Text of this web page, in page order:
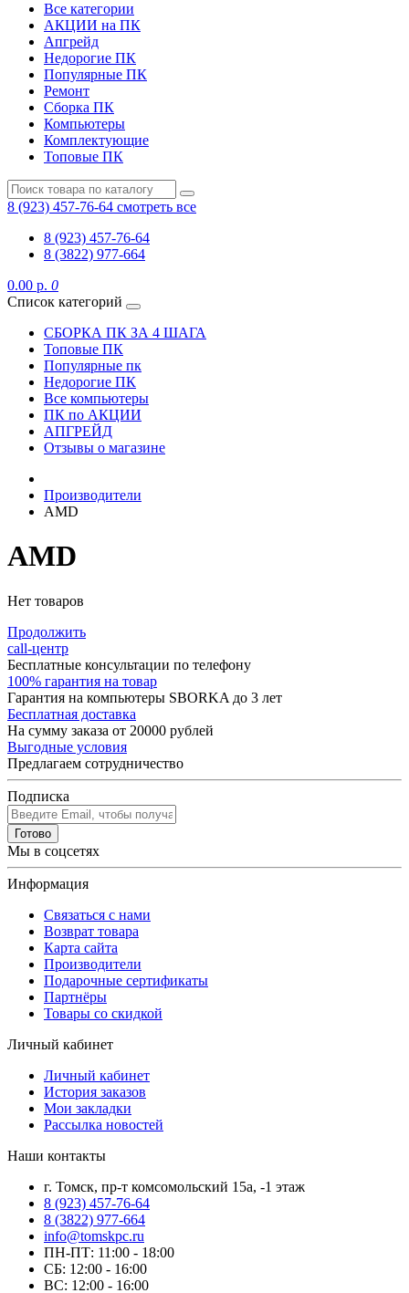
Все категории
АКЦИИ на ПК
Апгрейд
Недорогие ПК
Популярные ПК
Ремонт
Сборка ПК
Компьютеры
Комплектующие
Топовые ПК
8 (923) 457-76-64 смотреть все
8 (923) 457-76-64
8 (3822) 977-664
0.00 р. 0
Список категорий
СБОРКА ПК ЗА 4 ШАГА
Топовые ПК
Популярные пк
Недорогие ПК
Все компьютеры
ПК по АКЦИИ
АПГРЕЙД
Отзывы о магазине
Производители
AMD
AMD
Нет товаров
Продолжить
call-центр
Бесплатные консультации по телефону
100% гарантия на товар
Гарантия на компьютеры SBORKA до 3 лет
Бесплатная доставка
На сумму заказа от 20000 рублей
Выгодные условия
Предлагаем сотрудничество
Подписка
Готово
Мы в соцсетях
Информация
Связаться с нами
Возврат товара
Карта сайта
Производители
Подарочные сертификаты
Партнёры
Товары со скидкой
Личный кабинет
Личный кабинет
История заказов
Мои закладки
Рассылка новостей
Наши контакты
г. Томск, пр-т комсомольский 15а, -1 этаж
8 (923) 457-76-64
8 (3822) 977-664
info@tomskpc.ru
ПН-ПТ: 11:00 - 18:00
СБ: 12:00 - 16:00
ВС: 12:00 - 16:00